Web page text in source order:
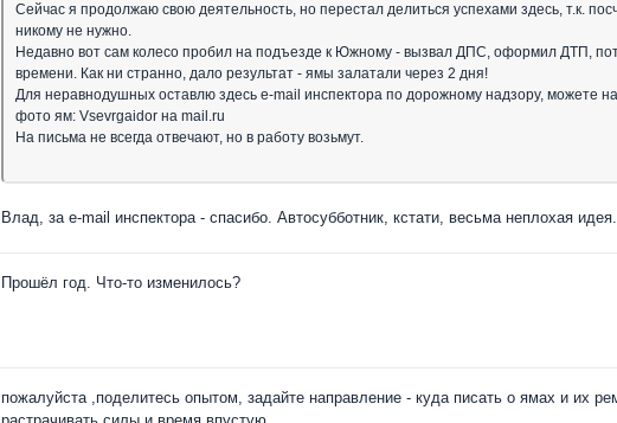
Сейчас я продолжаю свою деятельность, но перестал делиться успехами здесь, т.к.
никому не нужно.
Недавно вот сам колесо пробил на подъезде к Южному - вызвал ДПС, оформил ДТП,
времени. Как ни странно, дало результат - ямы залатали через 2 дня!
Для неравнодушных оставлю здесь e-mail инспектора по дорожному надзору, можете
фото ям: Vsevrgaidor на mail.ru
На письма не всегда отвечают, но в работу возьмут.
Влад, за e-mail инспектора - спасибо. Автосубботник, кстати, весьма неплохая
Прошёл год. Что-то изменилось?
пожалуйста ,поделитесь опытом, задайте направление - куда писать о ямах и их